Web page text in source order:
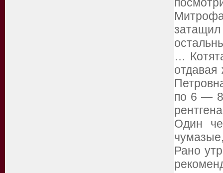
…
отдавая
по 6 — 8
Один
Рано